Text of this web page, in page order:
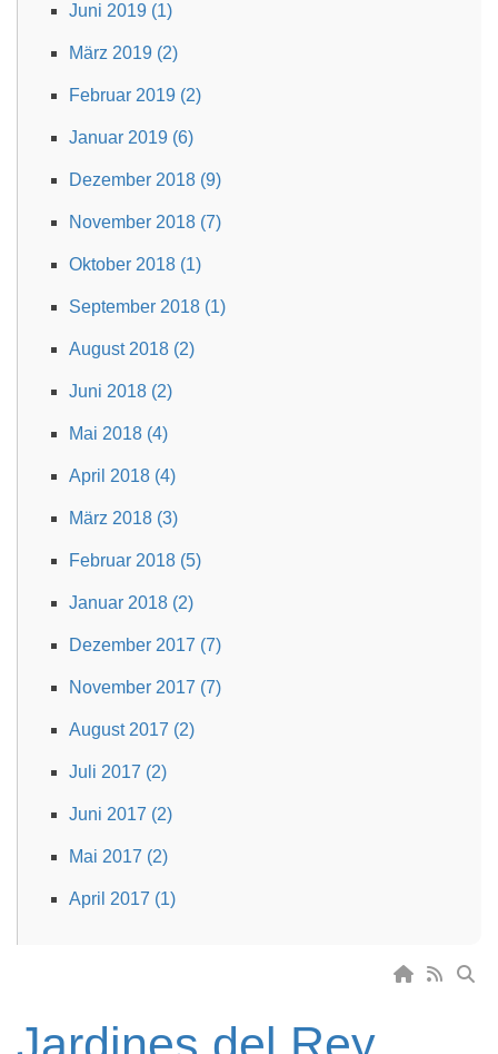
Juni 2019 (1)
März 2019 (2)
Februar 2019 (2)
Januar 2019 (6)
Dezember 2018 (9)
November 2018 (7)
Oktober 2018 (1)
September 2018 (1)
August 2018 (2)
Juni 2018 (2)
Mai 2018 (4)
April 2018 (4)
März 2018 (3)
Februar 2018 (5)
Januar 2018 (2)
Dezember 2017 (7)
November 2017 (7)
August 2017 (2)
Juli 2017 (2)
Juni 2017 (2)
Mai 2017 (2)
April 2017 (1)